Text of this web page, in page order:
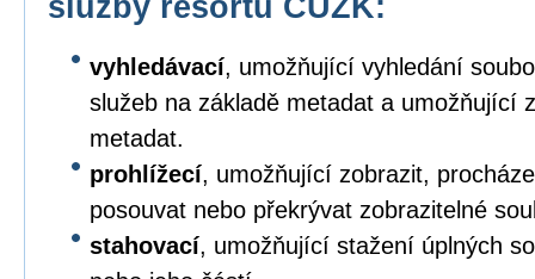
vyhledávací, umožňující vyhledání
služeb na základě metadat a umožňující
metadat.
prohlížecí, umožňující zobrazit,
posouvat nebo překrývat zobrazitelné
stahovací, umožňující stažení úplných